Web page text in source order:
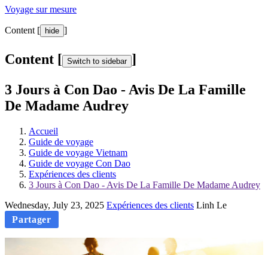
Voyage sur mesure
Content [ hide ]
Content [ Switch to sidebar ]
3 Jours à Con Dao - Avis De La Famille
De Madame Audrey
Accueil
Guide de voyage
Guide de voyage Vietnam
Guide de voyage Con Dao
Expériences des clients
3 Jours à Con Dao - Avis De La Famille De Madame Audrey
Wednesday, July 23, 2025 Expériences des clients Linh Le
Partager